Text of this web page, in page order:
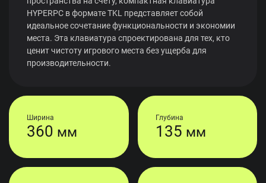
HYPERPC в формате TKL представляет собой
идеальное сочетание функциональности и экономии
места. Эта клавиатура спроектирована для тех, кто
ценит чистоту игрового места без ущерба для
производительности.
Ширина
360 мм
Глубина
135 мм